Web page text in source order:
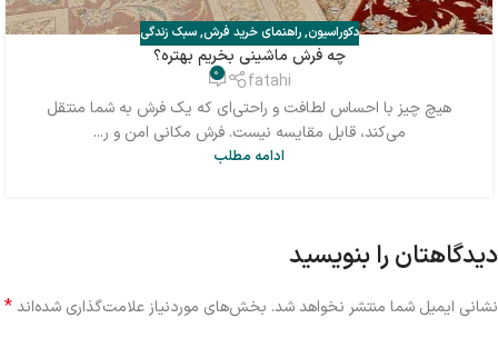
دکوراسیون,راهنمای خرید فرش,سبک زندگی
چه فرش ماشینی بخریم بهتره؟
fatahi
0
هیچ چیز با احساس لطافت و راحتی‌ای که یک فرش به شما منتقل
می‌کند، قابل مقایسه نیست. فرش مکانی امن و ر...
ادامه مطلب
دیدگاهتان را بنویسید
نشانی ایمیل شما منتشر نخواهد شد. بخش‌های موردنیاز علامت‌گذاری شده‌اند*